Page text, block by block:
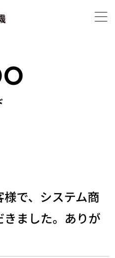
で、システム商
ました。ありが